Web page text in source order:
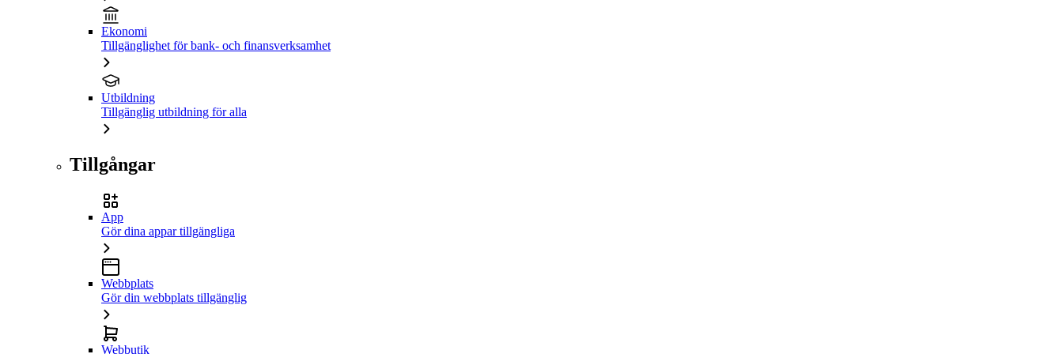
Ekonomi
Tillgänglighet för bank- och finansverksamhet
Utbildning
Tillgänglig utbildning för alla
Tillgångar
App
Gör dina appar tillgängliga
Webbplats
Gör din webbplats tillgänglig
Webbutik